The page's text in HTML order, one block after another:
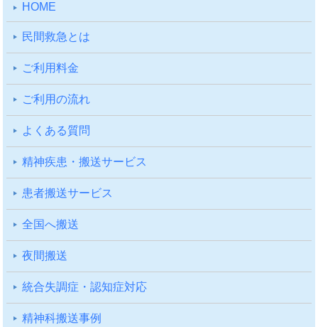
HOME
⺠間救急とは
ご利⽤料⾦
ご利⽤の流れ
よくある質問
精神疾患・搬送サービス
患者搬送サービス
全国へ搬送
夜間搬送
統合失調症・認知症対応
精神科搬送事例